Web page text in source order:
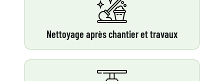
Nettoyage après chantier et travaux